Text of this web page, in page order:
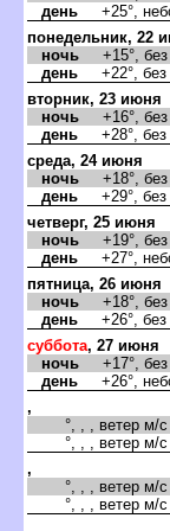
день +25°,
понедельник, 22
ночь +15°, без
день +22°, без
торник, 23 июня
ночь +16°, без
день +28°, без
среда, 24 июня
ночь +18°, без
день +29°, без
четверг, 25 июня
ночь +19°, без
день +27°,
пятница, 26 июня
ночь +18°, без
день +26°, без
суббота, 27 июня
ночь +17°, без
день +26°,
,
°, , , ветер м/с
°, , , ветер м/с
,
°, , , ветер м/с
°, , , ветер м/с